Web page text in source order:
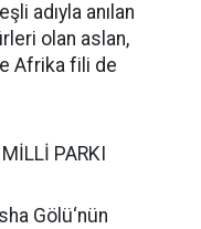
adıyla anılan
olan aslan,
Afrika fili de
PARKI
Gölü‘nün